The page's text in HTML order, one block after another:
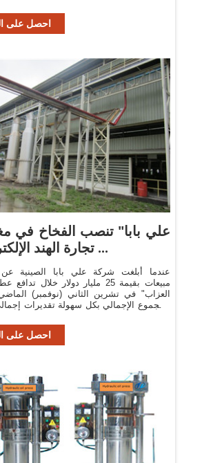
احصل على
تجارة الهند الإلكترونية ...
عندما أبلغت شركة علي بابا الصينية
مبيعات بقيمة 25 مليار دولار خلال
العزاب" في تشرين الثاني (نوفمبر)
المجموع الإجمالي بكل سهولة تقديرات
احصل على